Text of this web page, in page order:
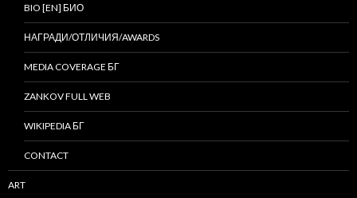
BIO [EN] БИО
НАГРАДИ/ОТЛИЧИЯ/AWARDS
MEDIA COVERAGE БГ
ZANKOV FULL WEB
WIKIPEDIA БГ
CONTACT
ART